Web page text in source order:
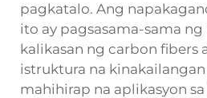
pagkatalo. Ang
ito ay pagsasama-sama ng
kalikasan ng carbon fibers
istruktura na kinakailangan
mahihirap na aplikasyon